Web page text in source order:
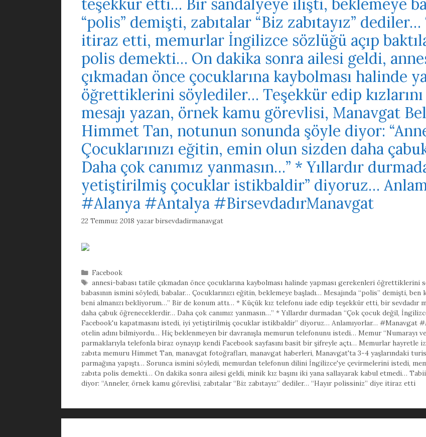
teşekkür etti… Bir sandalyeye ilişti, beklemeye
“polis” demişti, zabıtalar “Biz zabıtayız”
itiraz etti, memurlar İngilizce sözlüğü açıp
polis demekti… On dakika sonra ailesi geldi,
çıkmadan önce çocuklarına kaybolması halinde
öğrettiklerini söylediler… Teşekkür edip
mesajı yazan, örnek kamu görevlisi, Manavgat
Himmet Tan, notunun sonunda şöyle diyor:
Çocuklarınızı eğitin, emin olun sizden daha
Daha çok canımız yanmasın…” * Yıllardır
yetiştirilmiş çocuklar istikbaldir” diyoruz…
#Alanya #Antalya #BirsevdadırManavgat
22 Temmuz 2018 yazarbirsevdadirmanavgat
Kategoriler
Facebook
Etiketler
annesi-babası tatile çıkmadan önce çocuklarına kaybolması halinde yapması gerekenleri öğrettiklerini
babasının ismini söyledi, babalar… Çocuklarınızı eğitin, beklemeye başladı… Mesajında “polis” demişti, ben
beni almanızı bekliyorum…” Bir de konum attı… * Küçük kız telefonu iade edip teşekkür etti, bir sevdadır
daha çabuk öğreneceklerdir… Daha çok canımız yanmasın…” * Yıllardır durmadan “Çok çocuk değil,
Facebook'u kapatmasını istedi, iyi yetiştirilmiş çocuklar istikbaldir” diyoruz… Anlamıyorlar… #Manavgat
otelin adını bilmiyordu… Hiç beklenmeyen bir davranışla memurun telefonunu istedi… Memur “Numarayı
parmaklarıyla telefonla biraz oynayıp kendi Facebook sayfasını basit bir şifreyle açtı… Memurlar hayretle
zabıta memuru Himmet Tan, manavgat fotoğrafları, manavgat haberleri, Manavgat'ta 3-4 yaşlarındaki
parmağına yapıştı… Sorunca ismini söyledi, memurdan telefonun dilini İngilizce'ye çevirmelerini istedi,
zabıta polis demekti… On dakika sonra ailesi geldi, minik kız başını iki yana sallayarak kabul etmedi…
diyor: “Anneler, örnek kamu görevlisi, zabıtalar “Biz zabıtayız” dediler… “Hayır polissiniz” diye itiraz etti